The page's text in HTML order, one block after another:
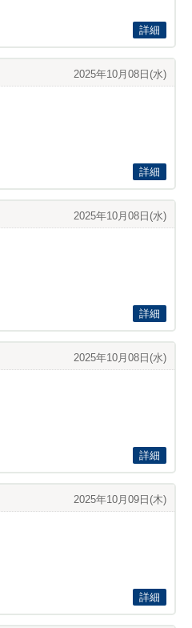
詳細
2025年10月08日(水)
詳細
2025年10月08日(水)
詳細
2025年10月08日(水)
詳細
2025年10月09日(木)
詳細